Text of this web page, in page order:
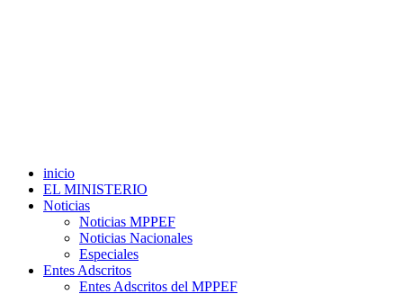
inicio
EL MINISTERIO
Noticias
Noticias MPPEF
Noticias Nacionales
Especiales
Entes Adscritos
Entes Adscritos del MPPEF